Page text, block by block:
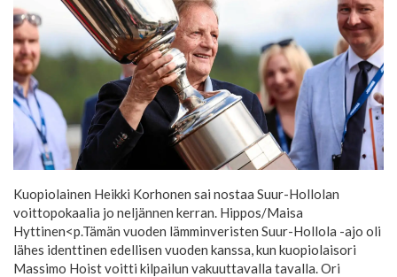
Kuopiolainen Heikki Korhonen sai nostaa Suur-Hollolan
voittopokaalia jo neljännen kerran. Hippos/Maisa
Hyttinen<p.Tämän vuoden lämminveristen Suur-Hollola -ajo oli
lähes identtinen edellisen vuoden kanssa, kun kuopiolaisori
Massimo Hoist voitti kilpailun vakuuttavalla tavalla. Ori